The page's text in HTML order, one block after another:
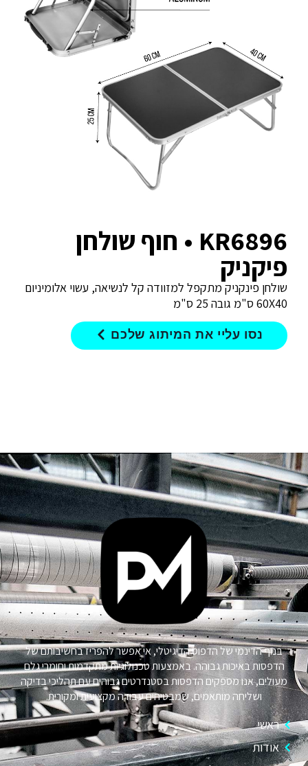
KR6896 • חוף שולחן
פיקניק
שולחן פינקניק מתקפל למזוודה קל לנשיאה, עשוי אלומיניום
60X40 ס"מ גובה 25 ס"מ
נסו עליי את המיתוג שלכם
בנוף הדינמי של הדפוס הדיגיטלי, אי אפשר להפריז בחשיבותם של
הדפסות באיכות גבוהה. באמצעות טכנולוגיות מתקדמות וחומרי גלם
מעולים, אנו מספקים הדפסות בסטנדרטים גבוהים עם תהליכי בדיקה
ושליחה מותאמים, שמבטיחים עבודה מקצועית ומקורית.
ראשי
אודות